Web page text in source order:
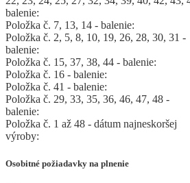
balenie:
Položka č. 7, 13, 14 - balenie:
Položka č. 2, 5, 8, 10, 19, 26, 28, 30, 31 -
balenie:
Položka č. 15, 37, 38, 44 - balenie:
Položka č. 16 - balenie:
Položka č. 41 - balenie:
Položka č. 29, 33, 35, 36, 46, 47, 48 -
balenie:
Položka č. 1 až 48 - dátum najneskoršej
výroby:
Osobitné požiadavky na plnenie